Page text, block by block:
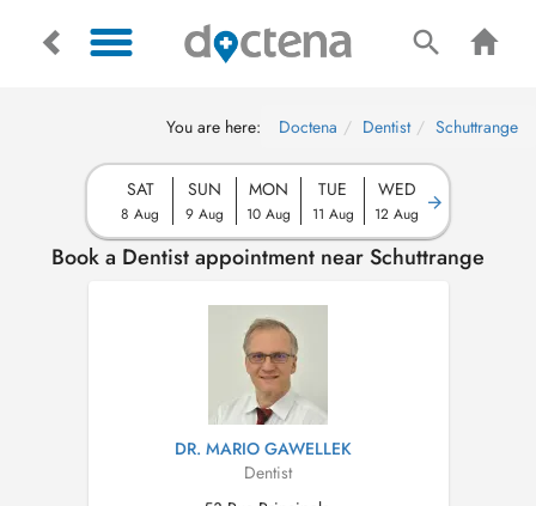
You are here: Doctena Dentist Schuttrange
SAT
8 Aug
SUN
9 Aug
MON
10 Aug
TUE
11 Aug
WED
12 Aug
Book a Dentist appointment near Schuttrange
DR. MARIO GAWELLEK
Dentist